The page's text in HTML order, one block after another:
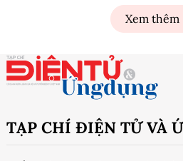
Xem thêm
TẠP CHÍ ĐIỆN TỬ VÀ